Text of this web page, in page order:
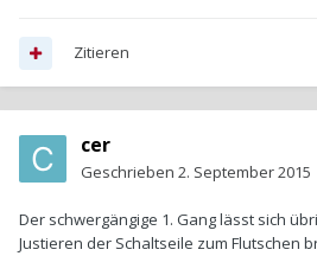
Zitieren
cer
Geschrieben 2. September 2015
Der schwergängige 1. Gang lässt sich
Justieren der Schaltseile zum Flutschen